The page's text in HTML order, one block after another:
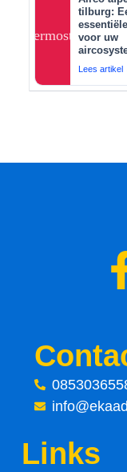
thermostat
tilburg:
voor uw
Lees artikel
Links